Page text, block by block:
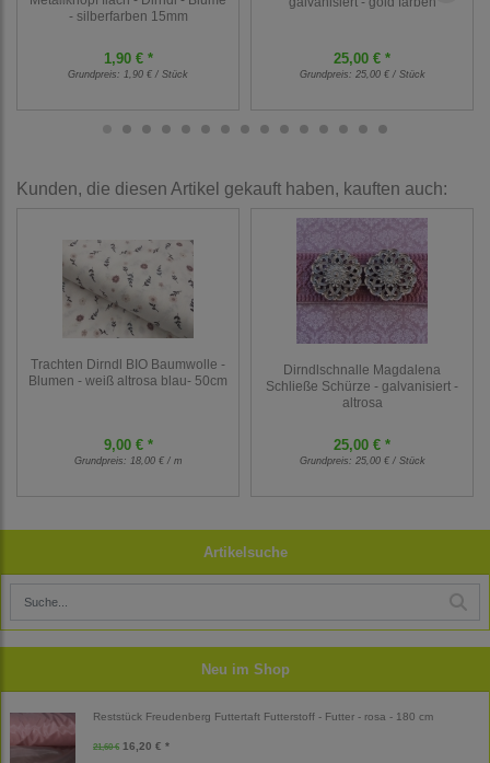
Artikelsuche
Neu im Shop
Reststück Freudenberg Futtertaft Futterstoff - Futter - rosa - 180 cm
21,60 € 16,20 € *
- silberfarben 15mm
1,90 € *
Grundpreis: 1,90 € / Stück
25,00 € *
Grundpreis: 25,00 € / Stück
Kunden, die diesen Artikel gekauft haben, kauften auch:
Trachten Dirndl BIO Baumwolle -
Blumen - weiß altrosa blau- 50cm
9,00 € *
Grundpreis: 18,00 € / m
Dirndlschnalle Magdalena
Schließe Schürze - galvanisiert -
altrosa
25,00 € *
Grundpreis: 25,00 € / Stück